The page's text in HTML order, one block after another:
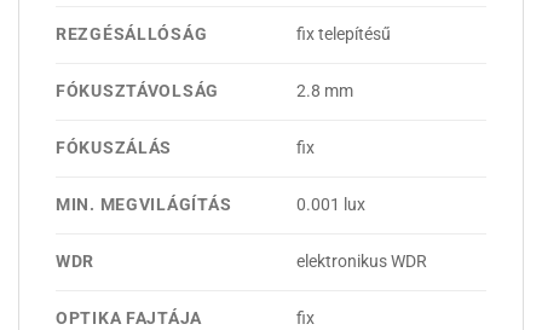
REZGÉSÁLLÓSÁG fix telepítésű
FÓKUSZTÁVOLSÁG 2.8 mm
FÓKUSZÁLÁS fix
MIN. MEGVILÁGÍTÁS 0.001 lux
WDR elektronikus WDR
OPTIKA FAJTÁJA fix